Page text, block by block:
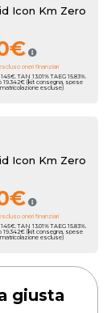
Icon Km Zero
oneri finanziari
TAN 13.01% TAEG 15.83%.
19.342€ (kit consegna, spese
escluse)
Icon Km Zero
oneri finanziari
TAN 13.01% TAEG 15.83%.
19.342€ (kit consegna, spese
escluse)
giusta